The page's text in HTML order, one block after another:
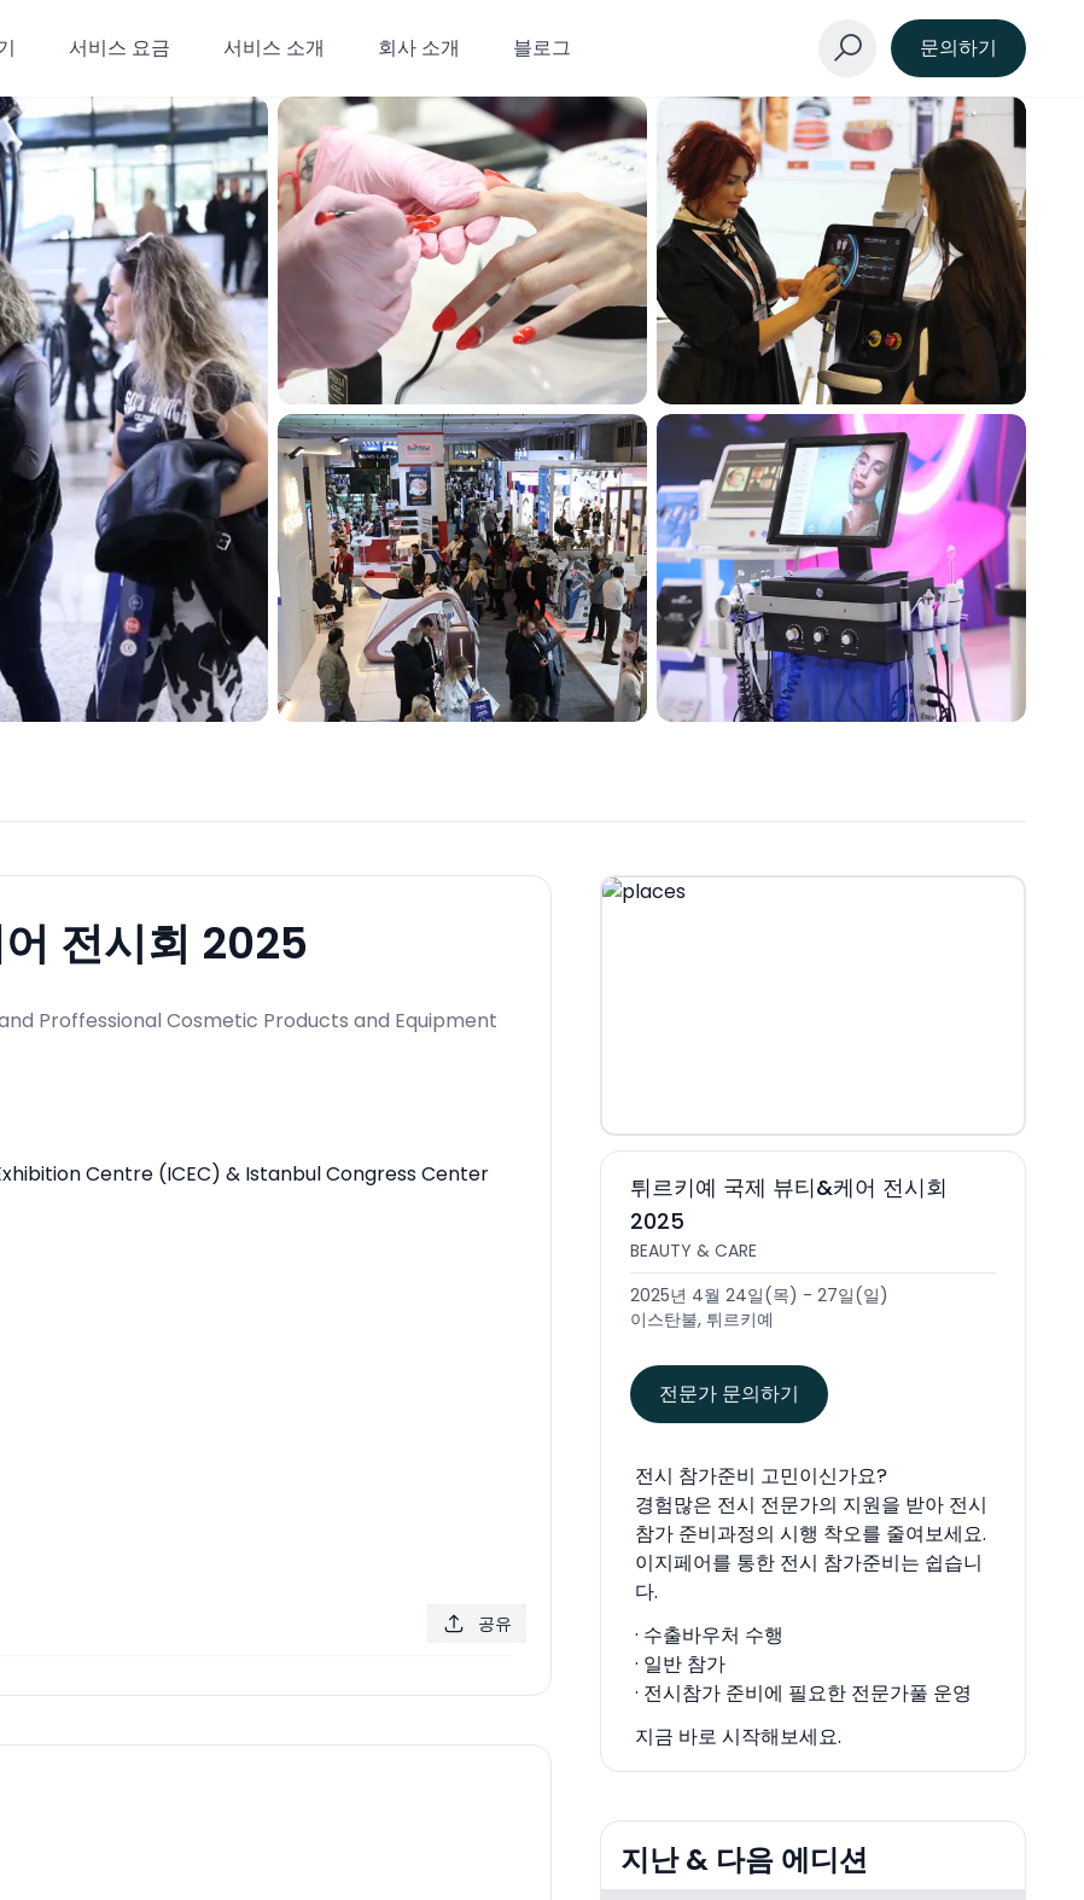
서비스 요금 서비스 소개 회사 소개 블로그 문의하기
공유
전시회 2025
Proffessional Cosmetic Products and Equipment
Centre (ICEC) & Istanbul Congress Center
튀르키예 국제 뷰티&케어 전시회
2025
BEAUTY & CARE
2025년 4월 24일(목) - 27일(일)
이스탄불, 튀르키예
전문가 문의하기
전시 참가준비 고민이신가요?
경험많은 전시 전문가의 지원을 받아 전시
참가 준비과정의 시행 착오를 줄여보세요.
이지페어를 통한 전시 참가준비는 쉽습니
다.
· 수출바우처 수행
· 일반 참가
· 전시참가 준비에 필요한 전문가풀 운영
지금 바로 시작해보세요.
지난 & 다음 에디션